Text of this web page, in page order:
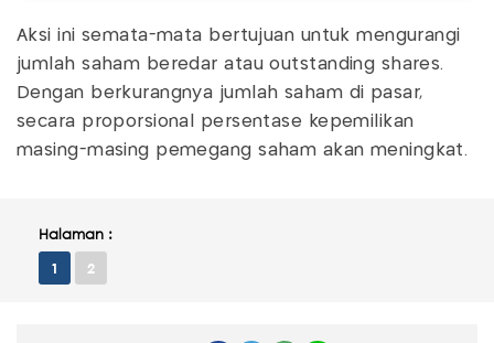
Aksi ini semata-mata bertujuan untuk mengurangi
jumlah saham beredar atau outstanding shares.
Dengan berkurangnya jumlah saham di pasar,
secara proporsional persentase kepemilikan
masing-masing pemegang saham akan meningkat.
Halaman :
1 2